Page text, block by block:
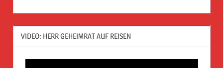
VIDEO: HERR GEHEIMRAT AUF REISEN